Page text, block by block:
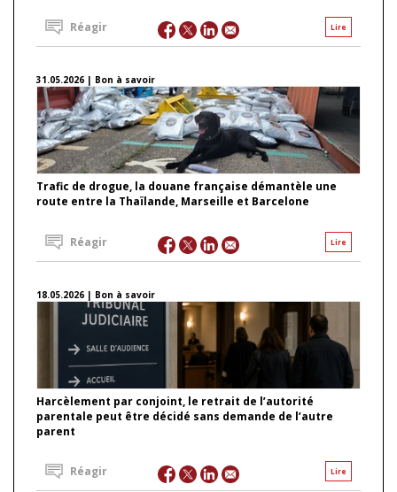
Lire
Réagir
31.05.2026 | Bon à savoir
Trafic de drogue, la douane française démantèle une
route entre la Thaïlande, Marseille et Barcelone
Lire
Réagir
18.05.2026 | Bon à savoir
Harcèlement par conjoint, le retrait de l’autorité
parentale peut être décidé sans demande de l’autre
parent
Lire
Réagir